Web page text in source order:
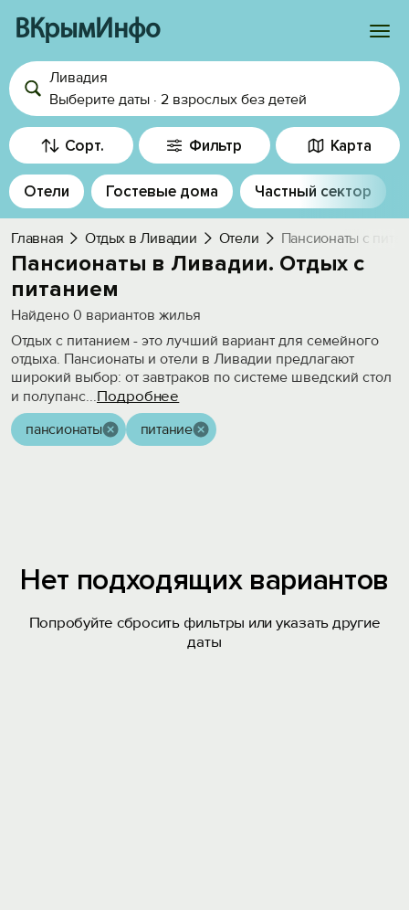
ВКрымИнфо
Войти
Избранное
История просмотра
Добавить свой объект
Ливадия
Выберите даты · 2 взрослых без детей
Сорт. Фильтр Карта
Отели Гостевые дома Частный сектор
Главная Отдых в Ливадии Отели Пансионаты с
Пансионаты в Ливадии. Отдых с
питанием
Найдено 0 вариантов жилья
Отдых с питанием - это лучший вариант для семейного
отдыха. Пансионаты и отели в Ливадии предлагают
широкий выбор: от завтраков по системе шведский стол
и полупанс...Подробнее
пансионаты питание
Нет подходящих вариантов
Попробуйте сбросить фильтры или указать другие
даты